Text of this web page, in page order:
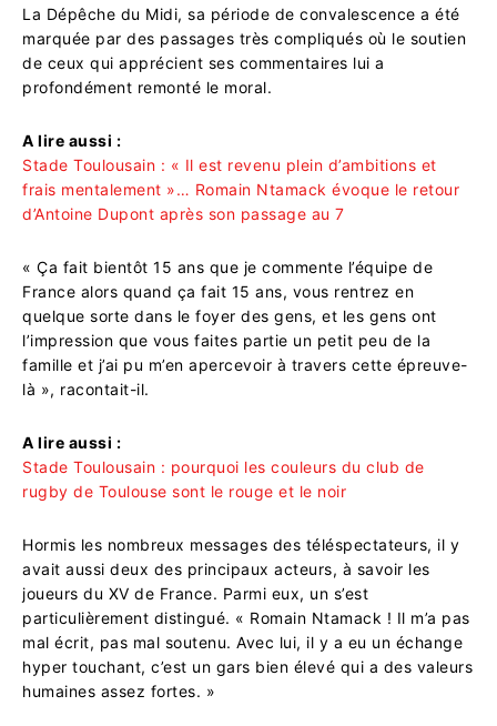
La Dépêche du Midi, sa période de convalescence a été
marquée par des passages très compliqués où le soutien
de ceux qui apprécient ses commentaires lui a
profondément remonté le moral.
A lire aussi :
Stade Toulousain : « Il est revenu plein d’ambitions et
frais mentalement »… Romain Ntamack évoque le retour
d’Antoine Dupont après son passage au 7
« Ça fait bientôt 15 ans que je commente l’équipe de
France alors quand ça fait 15 ans, vous rentrez en
quelque sorte dans le foyer des gens, et les gens ont
l’impression que vous faites partie un petit peu de la
famille et j’ai pu m’en apercevoir à travers cette épreuve-
là », racontait-il.
A lire aussi :
Stade Toulousain : pourquoi les couleurs du club de
rugby de Toulouse sont le rouge et le noir
Hormis les nombreux messages des téléspectateurs, il y
avait aussi deux des principaux acteurs, à savoir les
joueurs du XV de France. Parmi eux, un s’est
particulièrement distingué. « Romain Ntamack ! Il m’a pas
mal écrit, pas mal soutenu. Avec lui, il y a eu un échange
hyper touchant, c’est un gars bien élevé qui a des valeurs
humaines assez fortes. »